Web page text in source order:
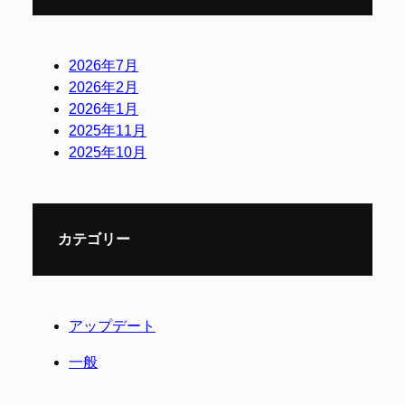
2026年7月
2026年2月
2026年1月
2025年11月
2025年10月
カテゴリー
アップデート
一般